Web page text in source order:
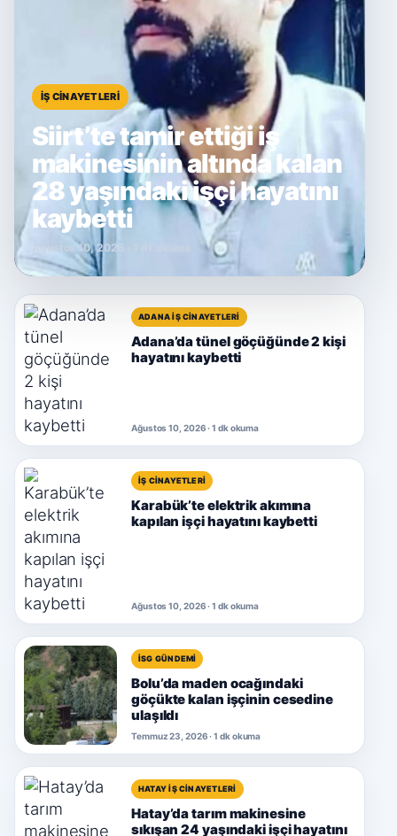
İŞ CINAYETLERI
Siirt’te tamir ettiği iş
makinesinin altında kalan
28 yaşındaki işçi hayatını
kaybetti
Ağustos 10, 2026 · 1 dk okuma
ADANA İŞ CINAYETLERI
Adana’da tünel göçüğünde 2 kişi
hayatını kaybetti
Ağustos 10, 2026 · 1 dk okuma
İŞ CINAYETLERI
Karabük’te elektrik akımına
kapılan işçi hayatını kaybetti
Ağustos 10, 2026 · 1 dk okuma
İSG GÜNDEMI
Bolu’da maden ocağındaki
göçükte kalan işçinin cesedine
ulaşıldı
Temmuz 23, 2026 · 1 dk okuma
HATAY İŞ CINAYETLERI
Hatay’da tarım makinesine
sıkışan 24 yaşındaki işçi hayatını